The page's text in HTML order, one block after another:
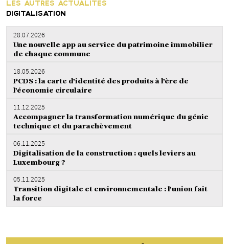
LES AUTRES ACTUALITÉS
DIGITALISATION
28.07.2026
Une nouvelle app au service du patrimoine immobilier
de chaque commune
18.05.2026
PCDS : la carte d’identité des produits à l’ère de
l’économie circulaire
11.12.2025
Accompagner la transformation numérique du génie
technique et du parachèvement
06.11.2025
Digitalisation de la construction : quels leviers au
Luxembourg ?
05.11.2025
Transition digitale et environnementale : l’union fait
la force